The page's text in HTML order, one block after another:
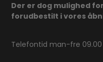
Der er dog mulighed
forudbestilt i vores
Telefontid man-fre 09.00